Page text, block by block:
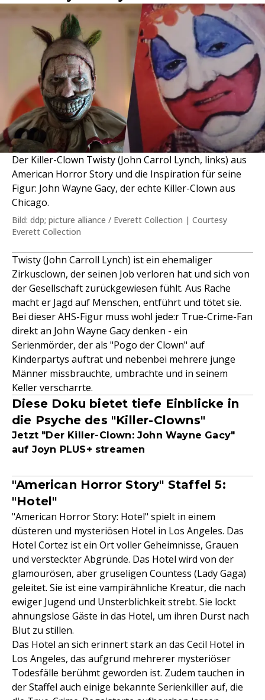
Der Killer-Clown Twisty (John Carrol Lynch, links) aus
American Horror Story und die Inspiration für seine
Figur: John Wayne Gacy, der echte Killer-Clown aus
Chicago.
Bild: ddp; picture alliance / Everett Collection | Courtesy
Everett Collection
Twisty (John Carroll Lynch) ist ein ehemaliger
Zirkusclown, der seinen Job verloren hat und sich von
der Gesellschaft zurückgewiesen fühlt. Aus Rache
macht er Jagd auf Menschen, entführt und tötet sie.
Bei dieser AHS-Figur muss wohl jede:r True-Crime-Fan
direkt an John Wayne Gacy denken - ein
Serienmörder, der als "Pogo der Clown" auf
Kinderpartys auftrat und nebenbei mehrere junge
Männer missbrauchte, umbrachte und in seinem
Keller verscharrte.
Diese Doku bietet tiefe Einblicke in
die Psyche des "Killer-Clowns"
Jetzt "Der Killer-Clown: John Wayne Gacy"
auf Joyn PLUS+ streamen
"American Horror Story" Staffel 5:
"Hotel"
"American Horror Story: Hotel" spielt in einem
düsteren und mysteriösen Hotel in Los Angeles. Das
Hotel Cortez ist ein Ort voller Geheimnisse, Grauen
und versteckter Abgründe. Das Hotel wird von der
glamourösen, aber gruseligen Countess (Lady Gaga)
geleitet. Sie ist eine vampirähnliche Kreatur, die nach
ewiger Jugend und Unsterblichkeit strebt. Sie lockt
ahnungslose Gäste in das Hotel, um ihren Durst nach
Blut zu stillen.
Das Hotel an sich erinnert stark an das Cecil Hotel in
Los Angeles, das aufgrund mehrerer mysteriöser
Todesfälle berühmt geworden ist. Zudem tauchen in
der Staffel auch einige bekannte Serienkiller auf, die